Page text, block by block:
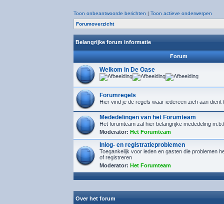
Toon onbeantwoorde berichten | Toon actieve onderwerpen
Forumoverzicht
Belangrijke forum informatie
Forum
Welkom in De Oase
Forumregels
Hier vind je de regels waar iedereen zich aan dient
Mededelingen van het Forumteam
Het forumteam zal hier belangrijke mededeling
Moderator: Het Forumteam
Inlog- en registratieproblemen
Toegankelijk voor leden en gasten die problemen
of registreren
Moderator: Het Forumteam
Over het forum